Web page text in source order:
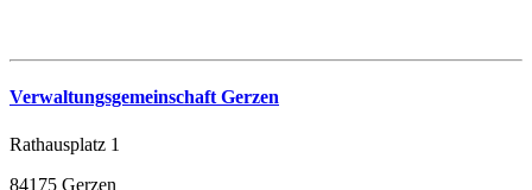
Verwaltungsgemeinschaft Gerzen
Rathausplatz 1
84175 Gerzen